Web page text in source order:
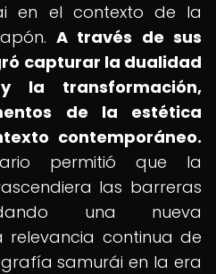
en el contexto de la
A través de sus
capturar la dualidad
la transformación,
de la estética
contemporáneo.
permitió que la
las barreras
una nueva
relevancia continua de
samurái en la era